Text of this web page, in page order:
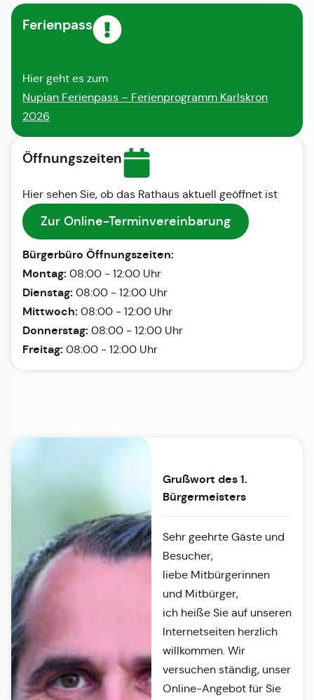
Ferienpass
Hier geht es zum
Nupian Ferienpass – Ferienprogramm Karlskron
2026
Öffnungszeiten
Hier sehen Sie, ob das Rathaus aktuell geöffnet ist
Zur Online-Terminvereinbarung
Bürgerbüro Öffnungszeiten:
Montag: 08:00 - 12:00 Uhr
Dienstag: 08:00 - 12:00 Uhr
Mittwoch: 08:00 - 12:00 Uhr
Donnerstag: 08:00 - 12:00 Uhr
Freitag: 08:00 - 12:00 Uhr
Grußwort des 1.
Bürgermeisters
Sehr geehrte Gäste und
Besucher,
liebe Mitbürgerinnen
und Mitbürger,
ich heiße Sie auf unseren
Internetseiten herzlich
willkommen. Wir
versuchen ständig, unser
Online-Angebot für Sie